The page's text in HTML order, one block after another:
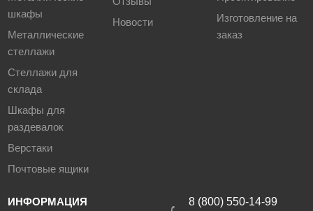
шкафы
Металлические
стеллажи
Стеллажи для
склада
Шкафы для
раздевалок
Верстаки
Почтовые ящики
Новости
Изготовление на
заказ
ИНФОРМАЦИЯ
8 (800) 550-14-99